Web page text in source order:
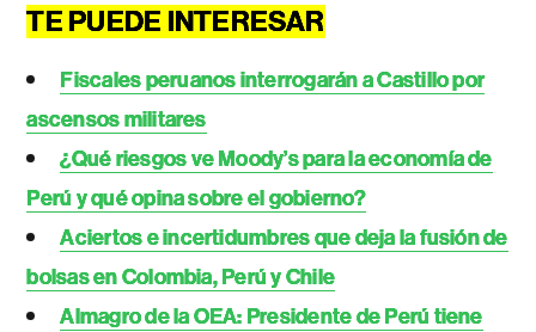
TE PUEDE INTERESAR
Fiscales peruanos interrogarán a Castillo por
ascensos militares
¿Qué riesgos ve Moody’s para la economía de
Perú y qué opina sobre el gobierno?
Aciertos e incertidumbres que deja la fusión de
bolsas en Colombia, Perú y Chile
Almagro de la OEA: Presidente de Perú tiene